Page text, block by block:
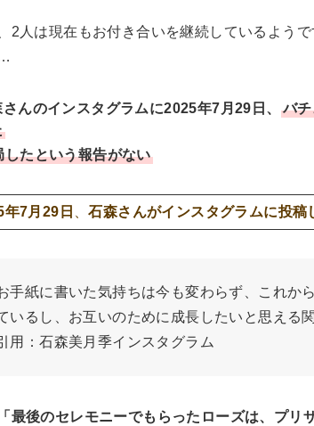
2人は現在もお付き合いを継続しているようで
んのインスタグラムに2025年7月29日、
バ
したという報告がない
年7月29日 、石森さんがインスタグラムに投稿
手紙に書いた気持ちは今も変わらず、これか
いるし、お互いのために成長したいと思える
用：石森美月季インスタグラム
「最後のセレモニーでもらったローズは、プリ